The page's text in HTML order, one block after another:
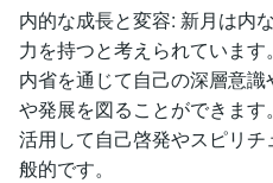
内的な成長と変容: 新月は内
力を持つと考えられていま
内省を通じて自己の深層意
や発展を図ることができま
活用して自己啓発やスピリ
般的です。